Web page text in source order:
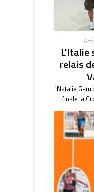
L'Italie
relais
Natalie
finale la